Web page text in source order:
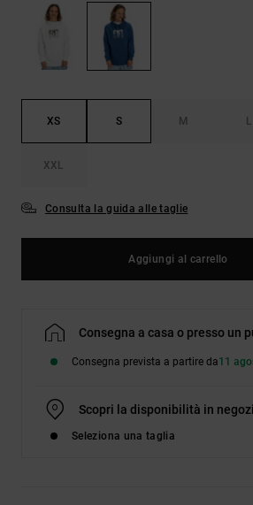
alle
più
contatto.
XS S M L
XXL
Consulta la guida alle taglie
Aggiungi al carrello
Consegna a casa o presso un
Consegna prevista a partire da11
Scopri la disponibilità in
Seleziona una taglia